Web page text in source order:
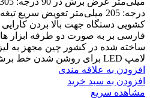
درجه: 205 میلی‌متر تعویض سریع
کشویی دستگاه جهت بالا بردن
فارسی بر به صورت دو طرفه ابزار
ساخته شده در کشور چین مجهز به
لامپ LED برای روشن شدن خط برش
افزودن به علاقه مندی
افزودن به سبد خرید
مشاهده سریع